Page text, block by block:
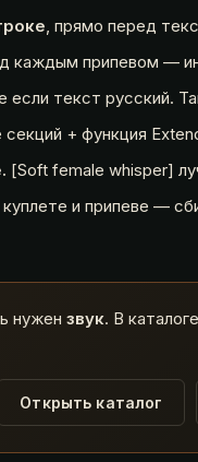
, прямо перед
каждым припевом —
если текст русский.
+ функция
[Soft female whisper]
куплете и припеве —
нужен звук. В
Открыть каталог